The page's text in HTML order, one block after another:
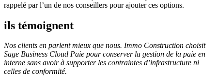
rappelé par l’un de nos conseillers pour ajouter ces options.
ils témoignent
Nos clients en parlent mieux que nous. Immo Construction choisit
Sage Business Cloud Paie pour conserver la gestion de la paie en
interne sans avoir à supporter les contraintes d’infrastructure ni
celles de conformité.